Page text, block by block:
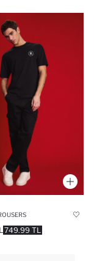
749.99 TL